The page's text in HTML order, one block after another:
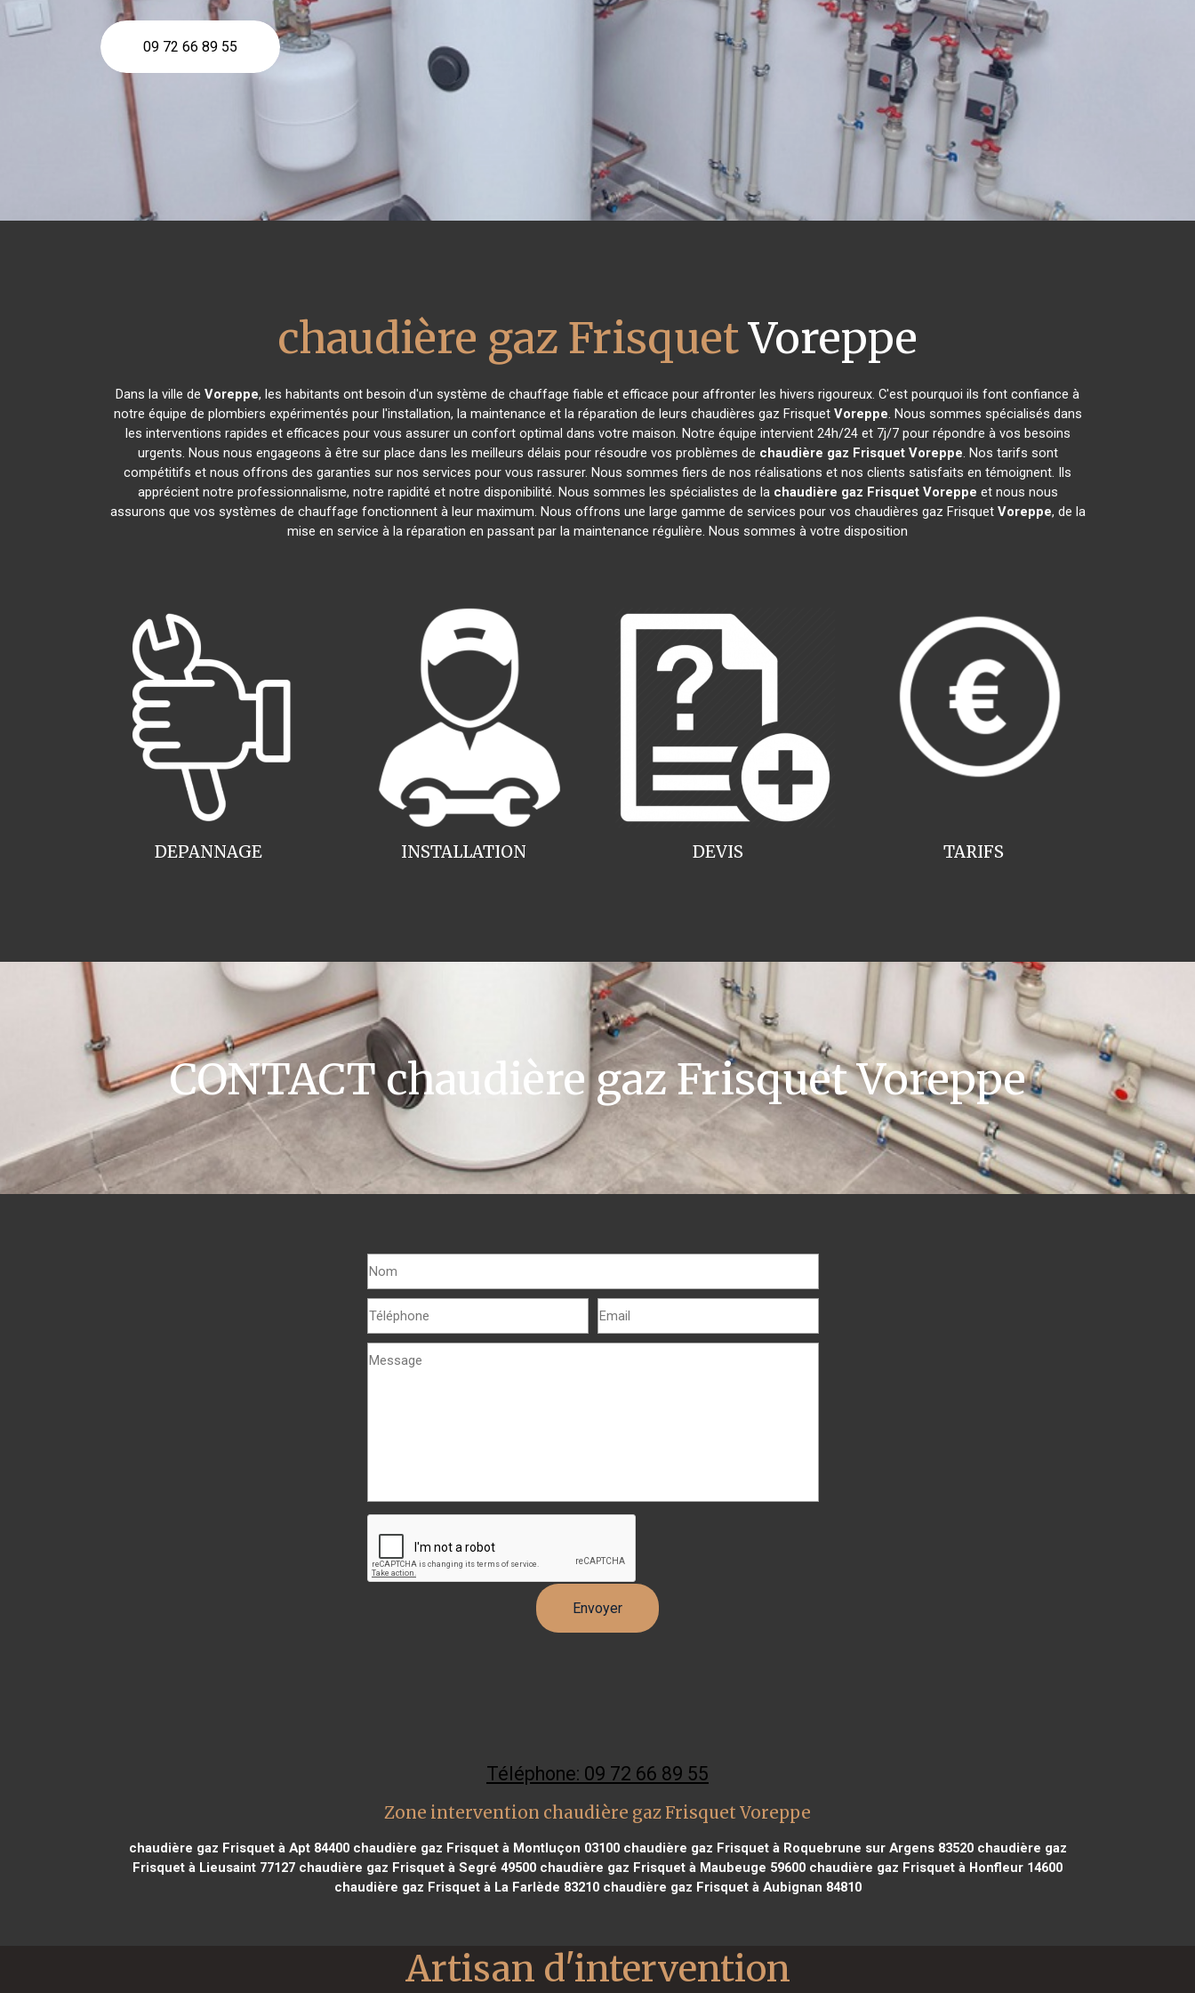
09 72 66 89 55
chaudière gaz FrisquetVoreppe
Dans la ville de Voreppe, les habitants ont besoin d'un système de chauffage fiable et efficace pour affronter les hivers rigoureux. C'est pourquoi ils font confiance à
notre équipe de plombiers expérimentés pour l'installation, la maintenance et la réparation de leurs chaudières gaz Frisquet Voreppe. Nous sommes spécialisés dans
les interventions rapides et efficaces pour vous assurer un confort optimal dans votre maison. Notre équipe intervient 24h/24 et 7j/7 pour répondre à vos besoins
urgents. Nous nous engageons à être sur place dans les meilleurs délais pour résoudre vos problèmes de chaudière gaz Frisquet Voreppe. Nos tarifs sont
compétitifs et nous offrons des garanties sur nos services pour vous rassurer. Nous sommes fiers de nos réalisations et nos clients satisfaits en témoignent. Ils
apprécient notre professionnalisme, notre rapidité et notre disponibilité. Nous sommes les spécialistes de la chaudière gaz Frisquet Voreppe et nous nous
assurons que vos systèmes de chauffage fonctionnent à leur maximum. Nous offrons une large gamme de services pour vos chaudières gaz Frisquet Voreppe, de la
mise en service à la réparation en passant par la maintenance régulière. Nous sommes à votre disposition
INSTALLATION
DEPANNAGE TARIFS
DEVIS
CONTACT chaudière gaz Frisquet Voreppe
Téléphone: 09 72 66 89 55
Zone intervention chaudière gaz Frisquet Voreppe
chaudière gaz Frisquet à Apt 84400chaudière gaz Frisquet à Montluçon 03100chaudière gaz Frisquet à Roquebrune sur Argens 83520chaudière gaz
Frisquet à Lieusaint 77127 chaudière gaz Frisquet à Segré 49500 chaudière gaz Frisquet à Maubeuge 59600 chaudière gaz Frisquet à Honfleur 14600
chaudière gaz Frisquet à La Farlède 83210chaudière gaz Frisquet à Aubignan 84810
Artisan d'intervention